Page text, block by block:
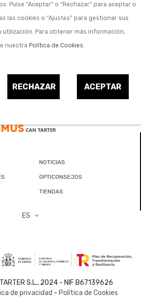
Pulse “Aceptar” o “Rechazar” para aceptar o
las cookies o “Ajustes” para gestionar sus
Para obtener más información,
nuestra Política de Cookies
ACEPTAR
RECHAZAR
resultados con esta
NOTICIAS
OPTICONSEJOS
TIENDAS
ES
S.L., 2024 - NIF B67139626
de privacidad - Política de Cookies